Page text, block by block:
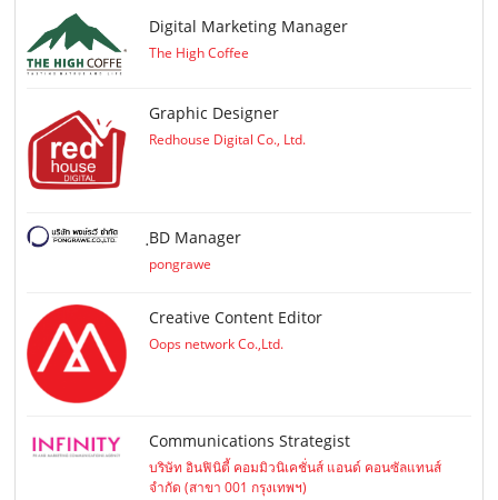
Digital Marketing Manager
The High Coffee
Graphic Designer
Redhouse Digital Co., Ltd.
ฺBD Manager
pongrawe
Creative Content Editor
Oops network Co.,Ltd.
Communications Strategist
บริษัท อินฟินิตี้ คอมมิวนิเคชั่นส์ แอนด์ คอนซัลแทนส์
จำกัด (สาขา 001 กรุงเทพฯ)